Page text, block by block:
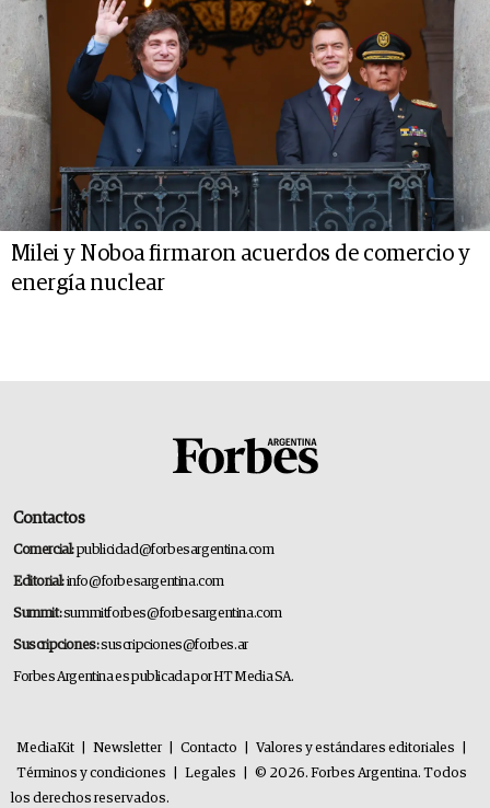
Milei y Noboa firmaron acuerdos de comercio y
energía nuclear
Contactos
Comercial:publicidad@forbesargentina.com
Editorial:info@forbesargentina.com
Summit:summitforbes@forbesargentina.com
Suscripciones:suscripciones@forbes.ar
Forbes Argentina es publicada por HT Media SA.
MediaKit Newsletter Contacto Valores y estándares editoriales
Términos y condiciones
Legales
© 2026. Forbes Argentina. Todos
los derechos reservados.